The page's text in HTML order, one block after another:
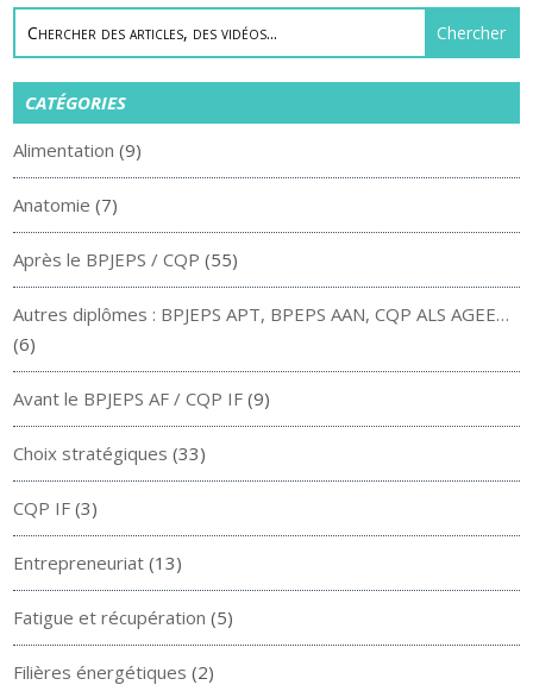
CATÉGORIES
Alimentation (9)
Anatomie (7)
Après le BPJEPS / CQP (55)
Autres diplômes : BPJEPS APT, BPEPS AAN, CQP ALS AGEE…
(6)
Avant le BPJEPS AF / CQP IF (9)
Choix stratégiques (33)
CQP IF (3)
Entrepreneuriat (13)
Fatigue et récupération (5)
Filières énergétiques (2)